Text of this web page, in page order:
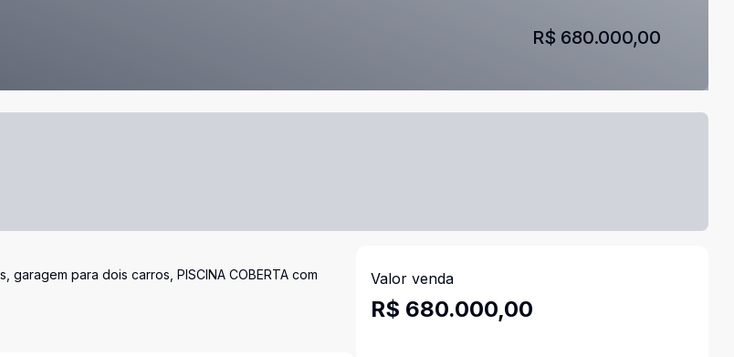
R$ 680.000,00
para dois carros, PISCINA COBERTA com
Valor venda
R$ 680.000,00